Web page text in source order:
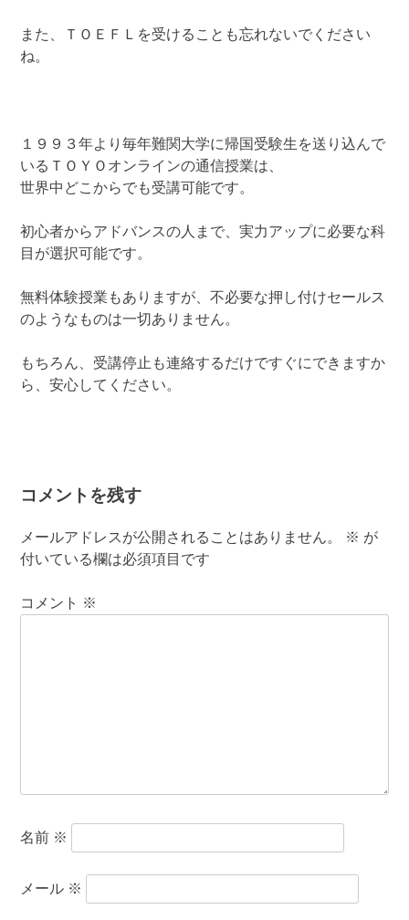
また、ＴＯＥＦＬを受けることも忘れないでください
ね。
１９９３年より毎年難関大学に帰国受験生を送り込んで
いるＴＯＹＯオンラインの通信授業は、
世界中どこからでも受講可能です。
初心者からアドバンスの人まで、実力アップに必要な科
目が選択可能です。
無料体験授業もありますが、不必要な押し付けセールス
のようなものは一切ありません。
もちろん、受講停止も連絡するだけですぐにできますか
ら、安心してください。
コメントを残す
メールアドレスが公開されることはありません。 ※ が
付いている欄は必須項目です
コメント ※
名前 ※
メール ※